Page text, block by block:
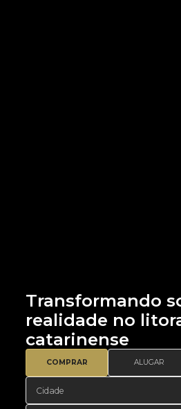
Transformando
realidade no
catarinense
COMPRAR ALUGAR
Cidade